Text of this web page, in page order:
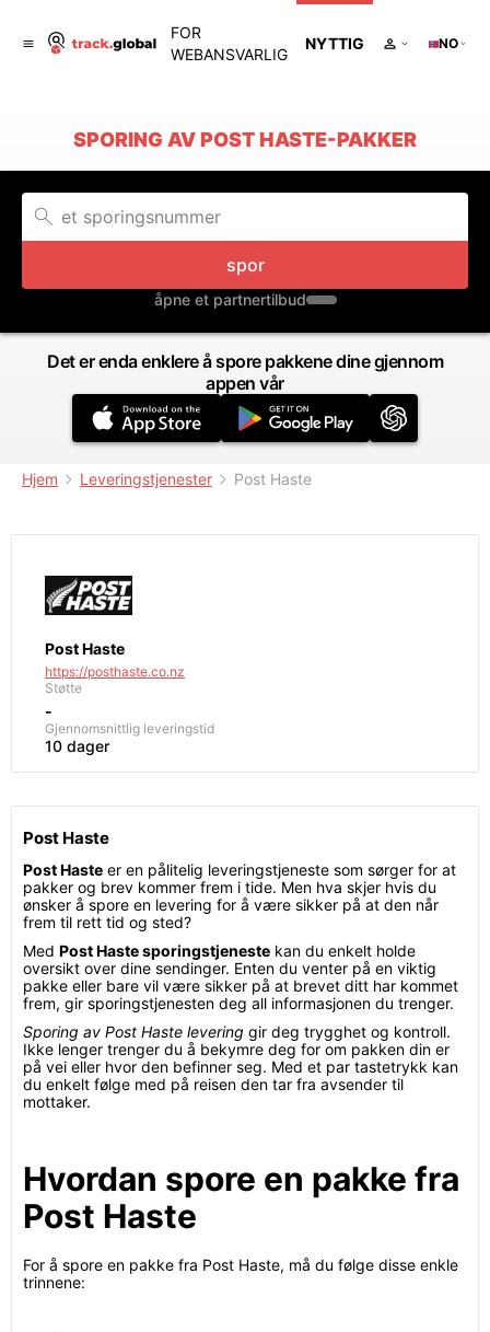
FOR
WEBANSVARLIG
NYTTIG NO
SPORING AV POST HASTE-PAKKER
spor
åpne et partnertilbud
Det er enda enklere å spore pakkene dine gjennom
appen vår
Hjem Leveringstjenester Post Haste
Post Haste
https://posthaste.co.nz
Støtte
-
Gjennomsnittlig leveringstid
10 dager
Post Haste
Post Haste er en pålitelig leveringstjeneste som sørger for at
pakker og brev kommer frem i tide. Men hva skjer hvis du
ønsker å spore en levering for å være sikker på at den når
frem til rett tid og sted?
Med Post Haste sporingstjeneste kan du enkelt holde
oversikt over dine sendinger. Enten du venter på en viktig
pakke eller bare vil være sikker på at brevet ditt har kommet
frem, gir sporingstjenesten deg all informasjonen du trenger.
Sporing av Post Haste levering gir deg trygghet og kontroll.
Ikke lenger trenger du å bekymre deg for om pakken din er
på vei eller hvor den befinner seg. Med et par tastetrykk kan
du enkelt følge med på reisen den tar fra avsender til
mottaker.
Hvordan spore en pakke fra
Post Haste
For å spore en pakke fra Post Haste, må du følge disse enkle
trinnene: